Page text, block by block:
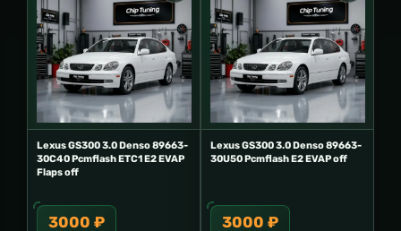
Lexus GS300 3.0 Denso 89663-
30C40 Pcmflash ETC1 E2 EVAP
Flaps off
3000 ₽
Lexus GS300 3.0 Denso 89663-
30U50 Pcmflash E2 EVAP off
3000 ₽